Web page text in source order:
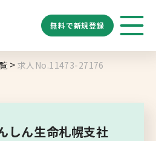
無料で新規登録
業種 職種
求人No.11473-27176
しん生命札幌支社